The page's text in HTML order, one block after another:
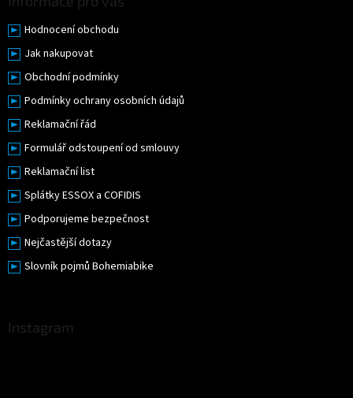
Hodnocení obchodu
Jak nakupovat
Obchodní podmínky
Podmínky ochrany osobních údajů
Reklamační řád
Formulář odstoupení od smlouvy
Reklamační list
Splátky ESSOX a COFIDIS
Podporujeme bezpečnost
Nejčastější dotazy
Slovník pojmů Bohemiabike
Instagram